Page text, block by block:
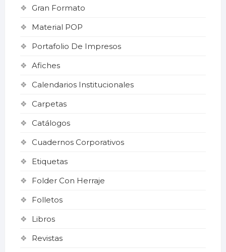
Gran Formato
Material POP
Portafolio De Impresos
Afiches
Calendarios Institucionales
Carpetas
Catálogos
Cuadernos Corporativos
Etiquetas
Folder Con Herraje
Folletos
Libros
Revistas